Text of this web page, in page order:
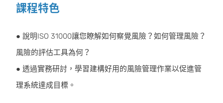
課程特色
● 說明ISO 31000讓您瞭解如何察覺風險？如何管理風險？
風險的評估工具為何？
● 透過實務研討，學習建構好用的風險管理作業以促進管
理系統達成目標。